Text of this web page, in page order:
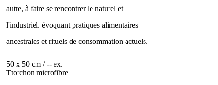
autre, à faire se rencontrer le naturel et
l'industriel, évoquant pratiques alimentaires
ancestrales et rituels de consommation actuels.
50 x 50 cm / -- ex.
Ttorchon microfibre